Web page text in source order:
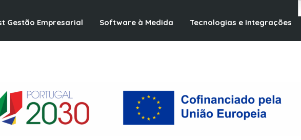
Gestão Empresarial Software à Medida Tecnologias e Integrações